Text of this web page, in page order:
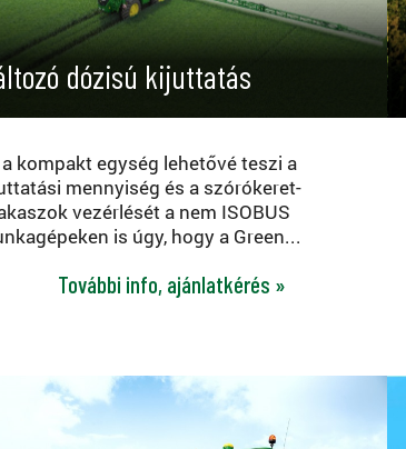
dózisú kijuttatás
a kompakt egység lehetővé teszi a
mennyiség és a szórókeret-
vezérlését a nem ISOBUS
is úgy, hogy a Green...
További info, ajánlatkérés »